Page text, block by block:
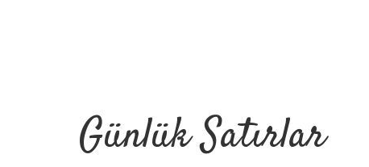
Günlük Satırlar